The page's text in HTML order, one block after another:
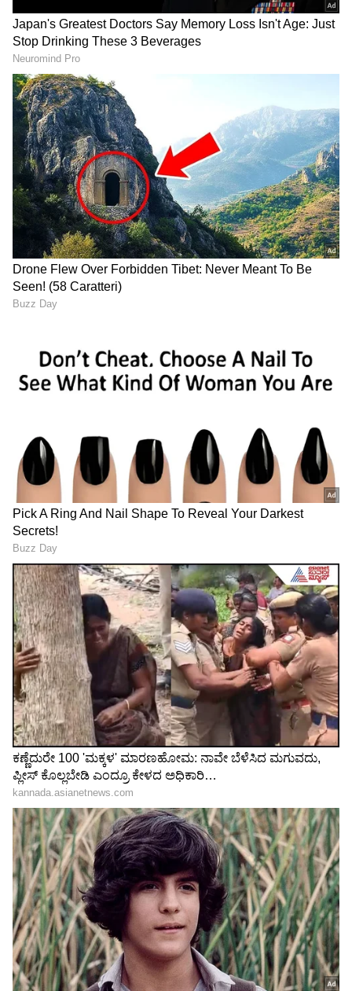
Image Credit :
ಜೆಡ್ ಪ್ಲಾಂಟ್
ದುಂಡಗಿನ ಎಲೆಗಳನ್ನು ಹೊಂದಿರುವ ಜೇಡ್ ಪ್ಲಾಂಟ್ ಅನ್ನು
ಕೂಡಾ ತುಂಬಾ ಶುಭವೆಂದು ಪರಿಗಣಿಸಲಾಗುತ್ತದೆ. ಈ
ಗಿಡವನ್ನು ಮನೆಯ ಪ್ರವೇಶ ದ್ವಾರದ ಬಲಭಾಗದಲ್ಲಿ ಇಡಬೇಕು.
ಅಲ್ಲದೆ, ಇದು ಒಂದು ಮೀಟರ್‌ಗಿಂತ ಹೆಚ್ಚು ಬೆಳೆಯದಂತೆ
ನೋಡಿಕೊಳ್ಳಬೇಕು. ಜೇಡ್ ಗಿಡವನ್ನು ನೆಡುವುದರಿಂದ
ಮನೆಯಲ್ಲಿ ಪಾಸಿಟಿವ್ ಎನರ್ಜಿ ಹೆಚ್ಚುತ್ತದೆ ಮತ್ತು ಮನೆಯಲ್ಲಿ
ಸಂಪತ್ತು ವೃದ್ಧಿಯಾಗುತ್ತದೆ ಎಂದು ನಂಬಲಾಗಿದೆ.
Related Articles
ಕುಲ್ಫಿ ಮಡಕೆಯಿಂದ ಅಲಂಕಾರ! ಪುಡಿಗಾಸು ಖರ್ಚಿಲ್ಲದೆ
ನಿಮ್ಮ ಮನೆಯನ್ನು ಬ್ಯೂಟಿಫುಲ್ ಮಾಡಿ
ಖಾಲಿ ಚಿಪ್ಸ್ ಪ್ಯಾಕೆಟ್ಸ್ ಬಿಸಾಡಬೇಡಿ, ಮನೆಯನ್ನು
ಸುಂದರವಾಗಿ ಹೀಗೆ ಅಲಂಕರಿಸಿ ನೋಡಿ
3
5
Image Credit :PINTEREST
ಮನಿ ಪ್ಲಾಂಟ್